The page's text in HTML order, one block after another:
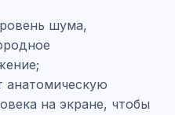
шума,
анатомическую
на экране, чтобы